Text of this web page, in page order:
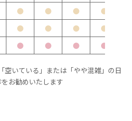
● ● ● ●
● ● ● ●
● ● ● ●
空いている」または「やや混雑」の日
をお勧めいたします